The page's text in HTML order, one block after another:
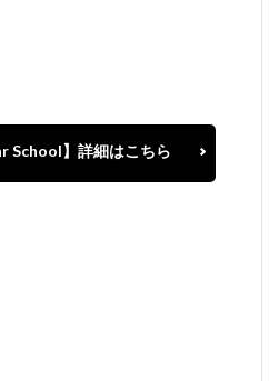
School】詳細はこちら